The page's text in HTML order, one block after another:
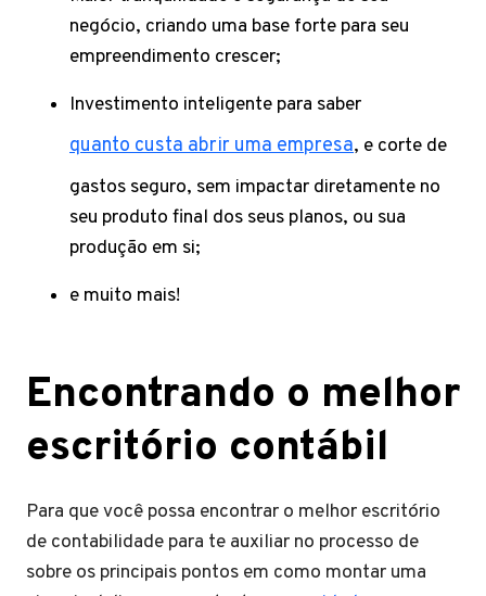
negócio, criando uma base forte para seu
empreendimento crescer;
Investimento inteligente para saber
quanto custa abrir uma empresa, e corte de
gastos seguro, sem impactar diretamente no
seu produto final dos seus planos, ou sua
produção em si;
e muito mais!
Encontrando o melhor
escritório contábil
Para que você possa encontrar o melhor escritório
de contabilidade para te auxiliar no processo de
sobre os principais pontos em como montar uma